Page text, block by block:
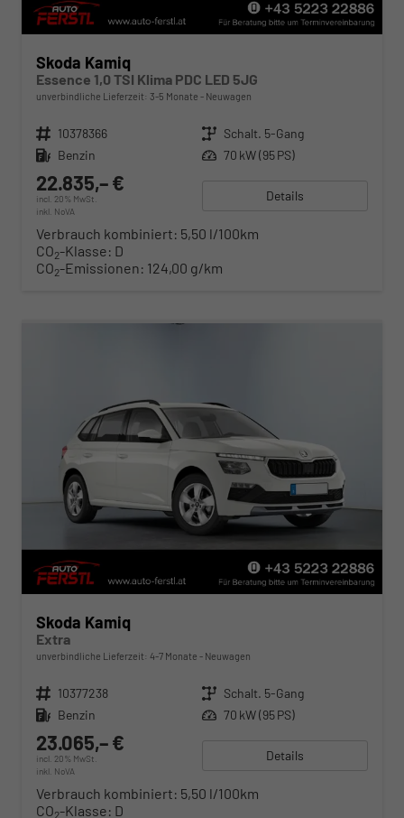
Skoda Kamiq
Essence 1,0 TSI Klima PDC LED 5JG
unverbindliche Lieferzeit: 3-5 Monate Neuwagen
Fahrzeugnr. 10378366 Getriebe Schalt. 5-Gang
Kraftstoff Benzin Leistung 70 kW (95 PS)
22.835,– €
incl. 20% MwSt.
inkl. NoVA
Details
Verbrauch kombiniert: 5,50 l/100km
CO2-Klasse: D
CO2-Emissionen: 124,00 g/km
Skoda Kamiq
Extra
unverbindliche Lieferzeit: 4-7 Monate Neuwagen
Fahrzeugnr. 10377238 Getriebe Schalt. 5-Gang
Kraftstoff Benzin Leistung 70 kW (95 PS)
23.065,– €
incl. 20% MwSt.
inkl. NoVA
Details
Verbrauch kombiniert: 5,50 l/100km
CO2-Klasse: D